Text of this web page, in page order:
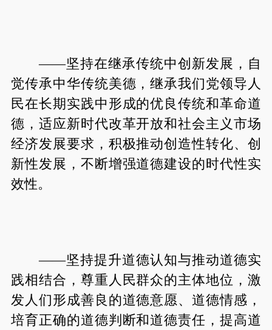
——坚持在继承传统中创新发展，自
觉传承中华传统美德，继承我们党领导人
民在长期实践中形成的优良传统和革命道
德，适应新时代改革开放和社会主义市场
经济发展要求，积极推动创造性转化、创
新性发展，不断增强道德建设的时代性实
效性。
——坚持提升道德认知与推动道德实
践相结合，尊重人民群众的主体地位，激
发人们形成善良的道德意愿、道德情感，
培育正确的道德判断和道德责任，提高道